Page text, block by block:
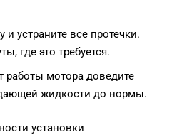
устраните все протечки.
где это требуется.
работы мотора доведите
жидкости до нормы.
установки